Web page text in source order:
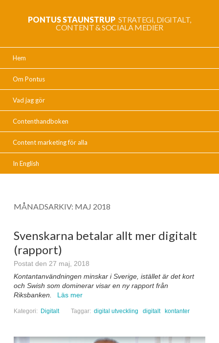
PONTUS STAUNSTRUP STRATEGI, DIGITALT,
CONTENT & SOCIALA MEDIER
Hem
Om Pontus
Vad jag gör
Contenthandboken
Content marketing för alla
In English
MÅNADSARKIV: MAJ 2018
Svenskarna betalar allt mer digitalt
(rapport)
Postat den 27 maj, 2018
Kontantanvändningen minskar i Sverige, istället är det kort
och Swish som dominerar visar en ny rapport från
Riksbanken.
Läs mer
Kategori: Digitalt Taggar: digital utveckling digitalt kontanter